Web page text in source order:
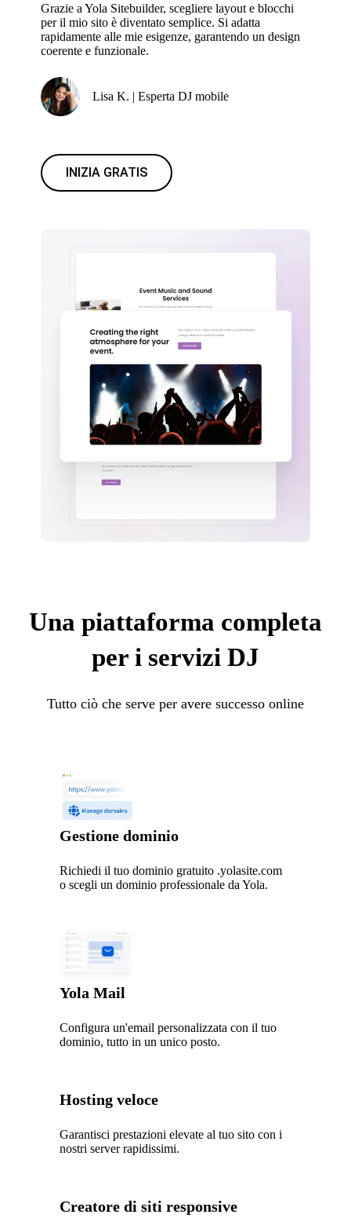
Grazie a Yola Sitebuilder, scegliere layout e blocchi
per il mio sito è diventato semplice. Si adatta
rapidamente alle mie esigenze, garantendo un design
coerente e funzionale.
Lisa K. | Esperta DJ mobile
INIZIA GRATIS
Una piattaforma completa
per i servizi DJ
Tutto ciò che serve per avere successo online
Gestione dominio
Richiedi il tuo dominio gratuito .yolasite.com
o scegli un dominio professionale da Yola.
Yola Mail
Configura un'email personalizzata con il tuo
dominio, tutto in un unico posto.
Hosting veloce
Garantisci prestazioni elevate al tuo sito con i
nostri server rapidissimi.
Creatore di siti responsive